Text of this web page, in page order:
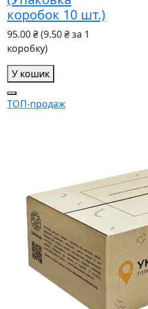
коробок 10 шт.)
95.00 ₴(9.50 ₴ за 1
коробку)
У кошик
ТОП-продаж